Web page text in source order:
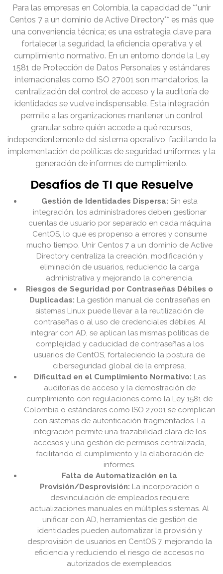
Para las empresas en Colombia, la capacidad de **unir
Centos 7 a un dominio de Active Directory** es más que
una conveniencia técnica; es una estrategia clave para
fortalecer la seguridad, la eficiencia operativa y el
cumplimiento normativo. En un entorno donde la Ley
1581 de Protección de Datos Personales y estándares
internacionales como ISO 27001 son mandatorios, la
centralización del control de acceso y la auditoría de
identidades se vuelve indispensable. Esta integración
permite a las organizaciones mantener un control
granular sobre quién accede a qué recursos,
independientemente del sistema operativo, facilitando la
implementación de políticas de seguridad uniformes y la
generación de informes de cumplimiento.
Desafíos de TI que Resuelve
Gestión de Identidades Dispersa: Sin esta
integración, los administradores deben gestionar
cuentas de usuario por separado en cada máquina
CentOS, lo que es propenso a errores y consume
mucho tiempo. Unir Centos 7 a un dominio de Active
Directory centraliza la creación, modificación y
eliminación de usuarios, reduciendo la carga
administrativa y mejorando la coherencia.
Riesgos de Seguridad por Contraseñas Débiles o
Duplicadas: La gestión manual de contraseñas en
sistemas Linux puede llevar a la reutilización de
contraseñas o al uso de credenciales débiles. Al
integrar con AD, se aplican las mismas políticas de
complejidad y caducidad de contraseñas a los
usuarios de CentOS, fortaleciendo la postura de
ciberseguridad global de la empresa.
Dificultad en el Cumplimiento Normativo: Las
auditorías de acceso y la demostración de
cumplimiento con regulaciones como la Ley 1581 de
Colombia o estándares como ISO 27001 se complican
con sistemas de autenticación fragmentados. La
integración permite una trazabilidad clara de los
accesos y una gestión de permisos centralizada,
facilitando el cumplimiento y la elaboración de
informes.
Falta de Automatización en la
Provisión/Desprovisión: La incorporación o
desvinculación de empleados requiere
actualizaciones manuales en múltiples sistemas. Al
unificar con AD, herramientas de gestión de
identidades pueden automatizar la provisión y
desprovisión de usuarios en CentOS 7, mejorando la
eficiencia y reduciendo el riesgo de accesos no
autorizados de exempleados.